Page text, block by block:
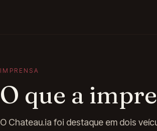
IMPRENSA
O que a
O Chateau.ia foi destaque em dois